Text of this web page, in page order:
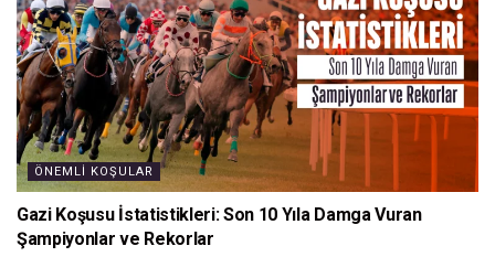
ÖNEMLI KOŞULAR
Gazi Koşusu İstatistikleri: Son 10 Yıla Damga Vuran
Şampiyonlar ve Rekorlar